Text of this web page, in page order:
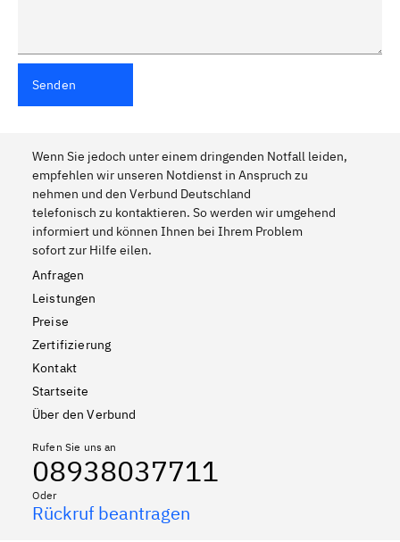
Senden
Wenn Sie jedoch unter einem dringenden Notfall leiden,
empfehlen wir unseren Notdienst in Anspruch zu
nehmen und den Verbund Deutschland
telefonisch zu kontaktieren. So werden wir umgehend
informiert und können Ihnen bei Ihrem Problem
sofort zur Hilfe eilen.
Anfragen
Leistungen
Preise
Zertifizierung
Kontakt
Startseite
Über den Verbund
Rufen Sie uns an
08938037711
Oder
Rückruf beantragen